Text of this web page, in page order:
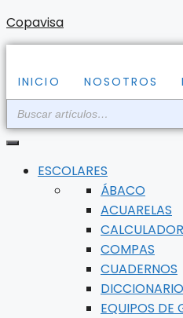
Saltar
al
Copavisa
INICIO NOSOTROS
ESCOLARES
ÁBACO
ACUARELAS
COMPAS
CUADERNOS
EQUIPOS DE